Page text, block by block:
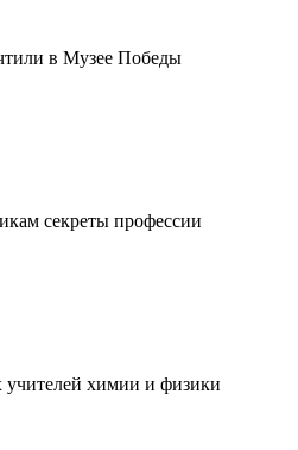
в Музее Победы
секреты профессии
учителей химии и физики